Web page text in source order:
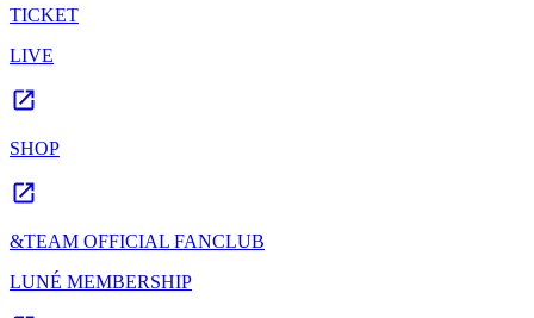
TICKET
LIVE
SHOP
&TEAM OFFICIAL FANCLUB
LUNÉ MEMBERSHIP